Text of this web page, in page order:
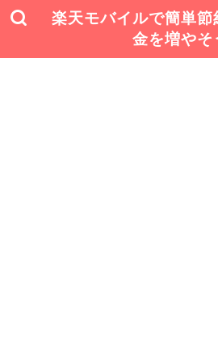
楽天モバイルで簡単節
金を増やそ